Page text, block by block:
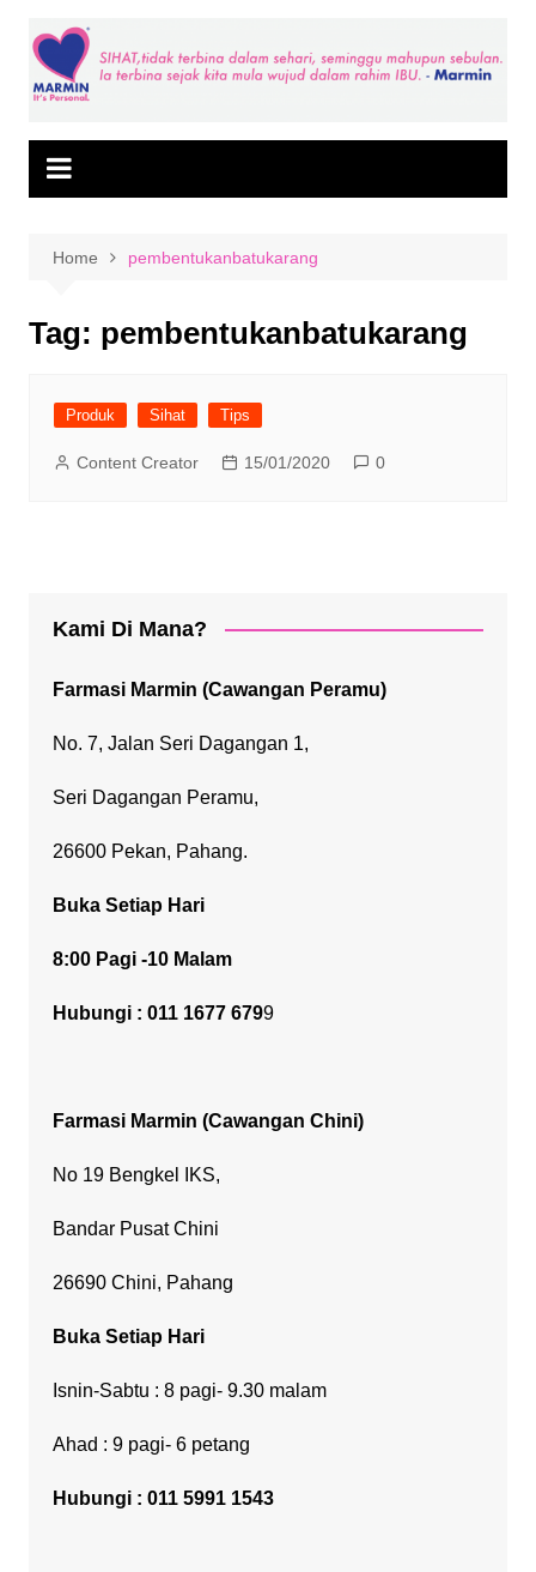
content
Home pembentukanbatukarang
Tag: pembentukanbatukarang
Produk Sihat Tips
Content Creator 15/01/2020 0
Kami Di Mana?
Farmasi Marmin (Cawangan Peramu)
No. 7, Jalan Seri Dagangan 1,
Seri Dagangan Peramu,
26600 Pekan, Pahang.
Buka Setiap Hari
8:00 Pagi -10 Malam
Hubungi : 011 1677 6799
Farmasi Marmin (Cawangan Chini)
No 19 Bengkel IKS,
Bandar Pusat Chini
26690 Chini, Pahang
Buka Setiap Hari
Isnin-Sabtu : 8 pagi- 9.30 malam
Ahad : 9 pagi- 6 petang
Hubungi : 011 5991 1543